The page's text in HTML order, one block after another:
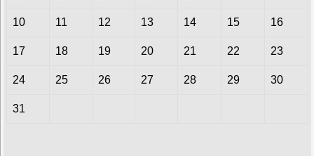
10 11 12 13 14 15 16
17 18 19 20 21 22 23
24 25 26 27 28 29 30
31